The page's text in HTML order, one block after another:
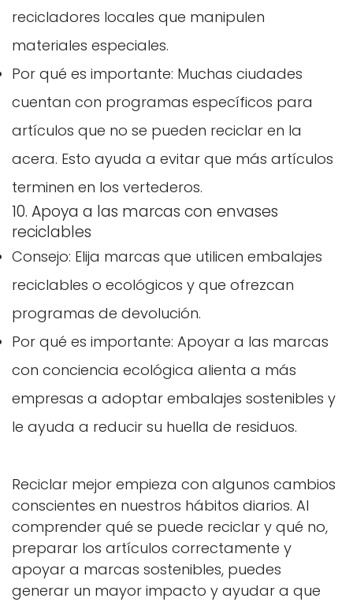
recicladores locales que manipulen
materiales especiales.
Por qué es importante: Muchas ciudades
cuentan con programas específicos para
artículos que no se pueden reciclar en la
acera. Esto ayuda a evitar que más artículos
terminen en los vertederos.
10. Apoya a las marcas con envases
reciclables
Consejo: Elija marcas que utilicen embalajes
reciclables o ecológicos y que ofrezcan
programas de devolución.
Por qué es importante: Apoyar a las marcas
con conciencia ecológica alienta a más
empresas a adoptar embalajes sostenibles y
le ayuda a reducir su huella de residuos.
Reciclar mejor empieza con algunos cambios
conscientes en nuestros hábitos diarios. Al
comprender qué se puede reciclar y qué no,
preparar los artículos correctamente y
apoyar a marcas sostenibles, puedes
generar un mayor impacto y ayudar a que